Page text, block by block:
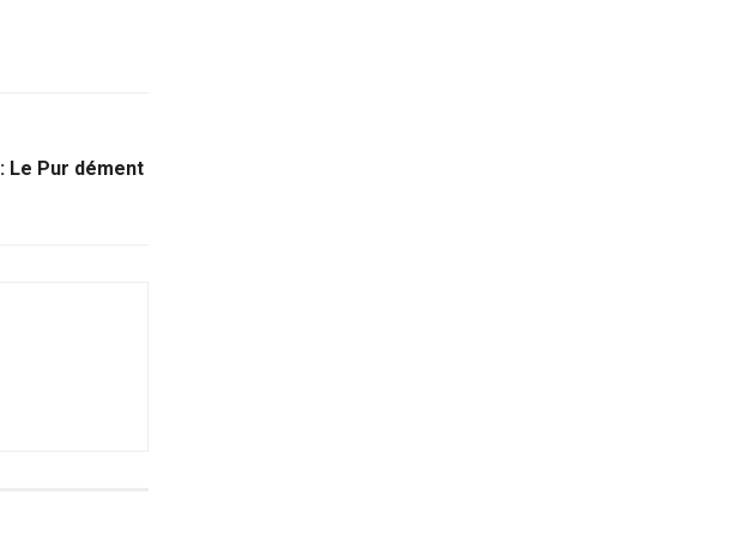
: Le Pur dément